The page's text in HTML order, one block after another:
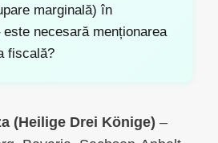
marginală) în
necesară menționarea
fiscală?
(Heilige Drei Könige) –